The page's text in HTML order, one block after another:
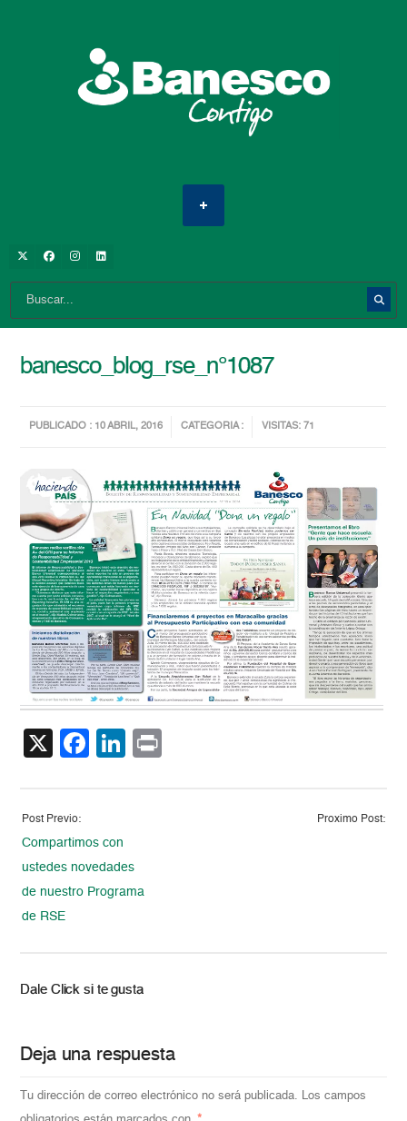
banesco_blog_rse_n°1087
PUBLICADO : 10 ABRIL, 2016 CATEGORIA : VISITAS: 71
X Facebook
LinkedIn
Post Previo:
Compartimos con
ustedes novedades
de nuestro Programa
de RSE
Proximo Post:
Dale Click si te gusta
Deja una respuesta
Tu dirección de correo electrónico no será publicada. Los campos